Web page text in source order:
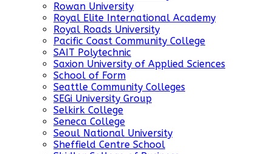
Rowan University
Royal Elite International Academy
Royal Roads University
Pacific Coast Community College
SAIT Polytechnic
Saxion University of Applied Sciences
School of Form
Seattle Community Colleges
SEGi University Group
Selkirk College
Seneca College
Seoul National University
Sheffield Centre School